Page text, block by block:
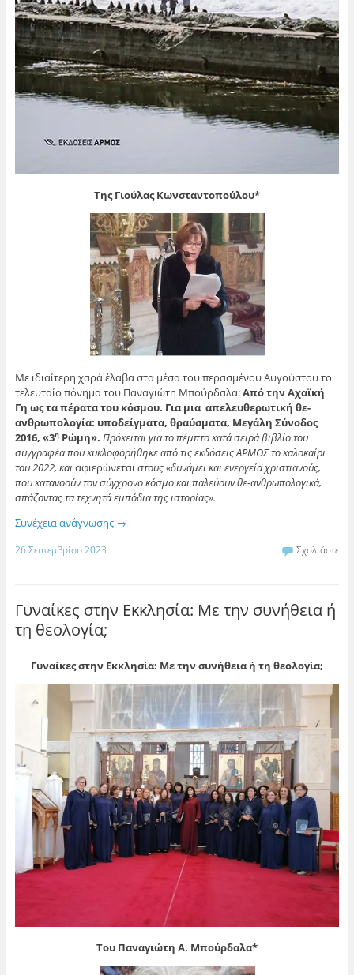
Της Γιούλας Κωνσταντοπούλου*
Με ιδιαίτερη χαρά έλαβα στα μέσα του περασμένου Αυγούστου το
τελευταίο πόνημα του Παναγιώτη Μπούρδαλα:Από την Αχαϊκή
Γη ως τα πέρατα του κόσμου. Για μια απελευθερωτική θε-
ανθρωπολογία: υποδείγματα, θραύσματα, Μεγάλη Σύνοδος
2016, «3ηΡώμη». Πρόκειται για το πέμπτο κατά σειρά βιβλίο του
συγγραφέα που κυκλοφορήθηκε από τις εκδόσεις ΑΡΜΟΣ το καλοκαίρι
του 2022, καιαφιερώνεταιστους «δυνάμει και ενεργεία χριστιανούς,
που κατανοούν τον σύγχρονο κόσμοκαι παλεύουν θε-ανθρωπολογικά,
σπάζοντας τα τεχνητά εμπόδια της ιστορίας».
Συνέχεια ανάγνωσης →
26 Σεπτεμβρίου 2023 Σχολιάστε
Γυναίκες στην Εκκλησία: Με την συνήθεια ή
τη θεολογία;
Γυναίκες στην Εκκλησία: Με την συνήθεια ή τη θεολογία;
Του Παναγιώτη Α. Μπούρδαλα*